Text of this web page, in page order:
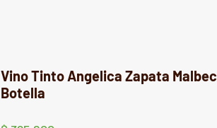
Vino Tinto Angelica Zapata Malbec
Botella